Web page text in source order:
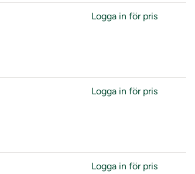
Logga in för pris
Logga in för pris
Logga in för pris